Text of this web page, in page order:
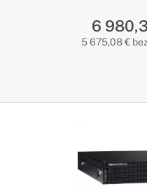
6
5 675,08 €